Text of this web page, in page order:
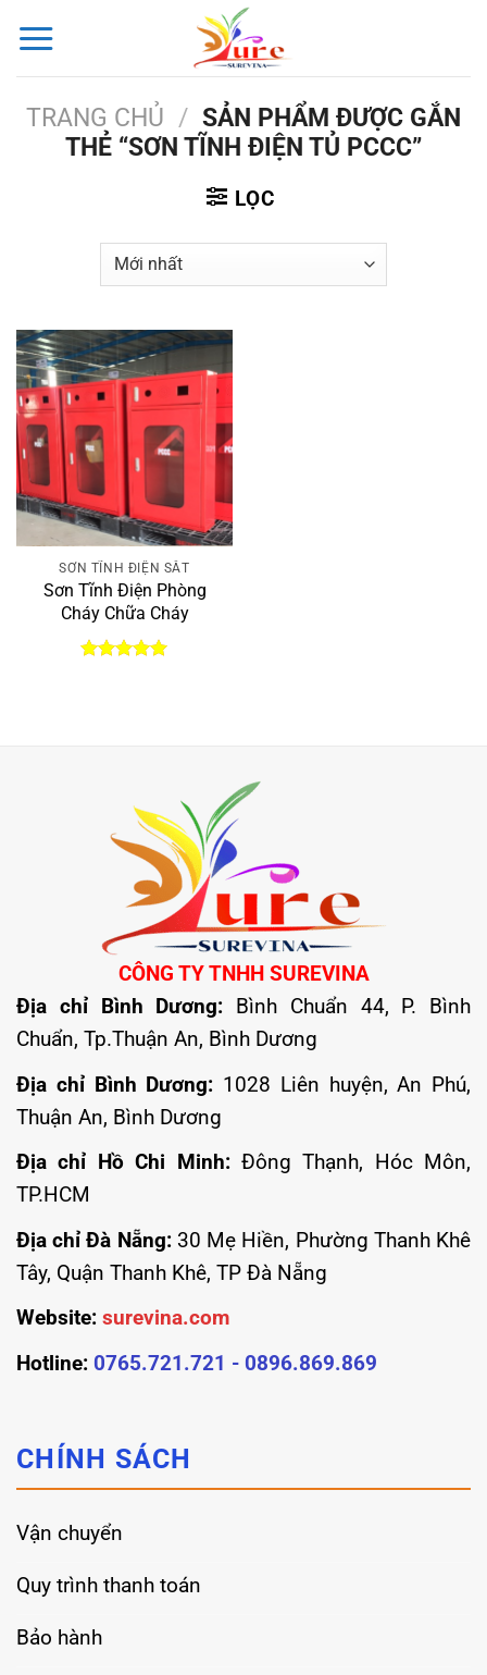
qua
nội
dungTRANG CHỦ / SẢN PHẨM ĐƯỢC GẮN
THẺ “SƠN TĨNH ĐIỆN TỦ PCCC”
LỌC
SƠN TĨNH ĐIỆN SẮT
Sơn Tĩnh Điện Phòng
Cháy Chữa Cháy
CÔNG TY TNHH SUREVINA
Địa chỉ Bình Dương: Bình Chuẩn 44, P. Bình
Chuẩn, Tp.Thuận An, Bình Dương
Địa chỉ Bình Dương: 1028 Liên huyện, An Phú,
Thuận An, Bình Dương
Địa chỉ Hồ Chi Minh:Đông Thạnh, Hóc Môn,
TP.HCM
Địa chỉ Đà Nẵng:30 Mẹ Hiền, Phường Thanh Khê
Tây, Quận Thanh Khê, TP Đà Nẵng
Website: surevina.com
Hotline: 0765.721.721 - 0896.869.869
CHÍNH SÁCH
Vận chuyển
Quy trình thanh toán
Bảo hành